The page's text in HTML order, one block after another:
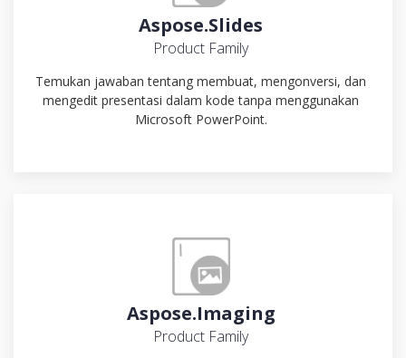
Aspose.Slides
Product Family
Temukan jawaban tentang membuat, mengonversi, dan
mengedit presentasi dalam kode tanpa menggunakan
Microsoft PowerPoint.
Aspose.Imaging
Product Family